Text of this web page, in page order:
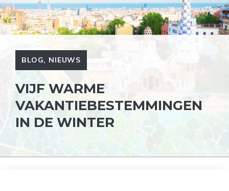
BLOG, NIEUWS
VIJF WARME
VAKANTIEBESTEMMINGEN
IN DE WINTER